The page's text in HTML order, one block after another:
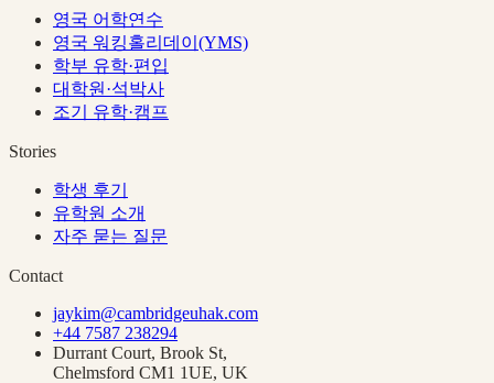
영국 어학연수
영국 워킹홀리데이(YMS)
학부 유학·편입
대학원·석박사
조기 유학·캠프
Stories
학생 후기
유학원 소개
자주 묻는 질문
Contact
jaykim@cambridgeuhak.com
+44 7587 238294
Durrant Court, Brook St,
Chelmsford CM1 1UE, UK